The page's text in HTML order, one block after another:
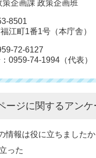
企画課 政策企画班
8501
江町1番1号（本庁舎）
72-6127
0959-74-1994（代表）
ージに関するアンケ
情報は役に立ちましたか
った